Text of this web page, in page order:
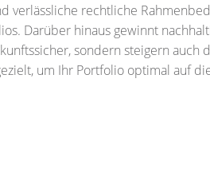
rechtliche
Darüber hinaus gewinnt
sondern steigern auch
um Ihr Portfolio optimal auf